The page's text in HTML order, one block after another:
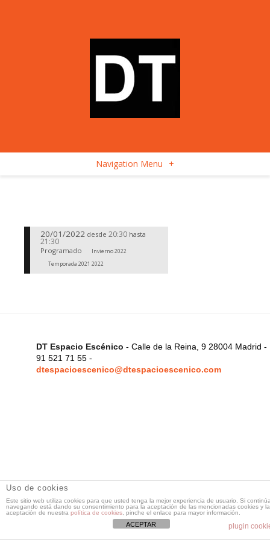
Navigation Menu +
20/01/2022 desde 20:30 hasta
21:30
Programado
Invierno 2022
Temporada 2021 2022
DT Espacio Escénico - Calle de la Reina, 9 28004 Madrid -
91 521 71 55 -
dtespacioescenico@dtespacioescenico.com
Uso de cookies
Este sitio web utiliza cookies para que usted tenga la mejor experiencia de usuario. Si
navegando está dando su consentimiento para la aceptación de las mencionadas cookies y la
aceptación de nuestra política de cookies , pinche el enlace para mayor información.
plugin
ACEPTAR